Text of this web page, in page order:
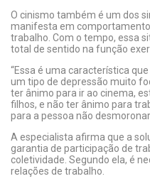
O cinismo também é um dos
manifesta em
trabalho. Com o tempo, essa
total de sentido na função
“Essa é uma característica
um tipo de depressão muito
ter ânimo para ir ao cinema,
filhos, e não ter ânimo para
para a pessoa não
A especialista afirma que a
garantia de participação de
coletividade. Segundo ela, é
relações de trabalho.